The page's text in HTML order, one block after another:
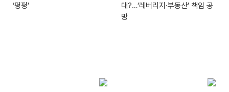
‘펑펑’
대?…‘레버리지·부동산’ 책임 공
방